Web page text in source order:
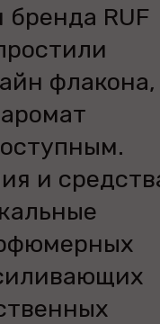
бренда RUF
флакона,
и